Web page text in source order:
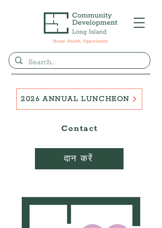
दान करें
Contact
2026 ANNUAL LUNCHEON